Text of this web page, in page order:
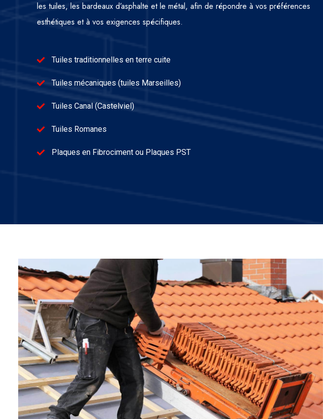
les tuiles, les bardeaux d’asphalte et le métal, afin de répondre à vos préférences
esthétiques et à vos exigences spécifiques.
Tuiles traditionnelles en terre cuite
Tuiles mécaniques (tuiles Marseilles)
Tuiles Canal (Castelviel)
Tuiles Romanes
Plaques en Fibrociment ou Plaques PST